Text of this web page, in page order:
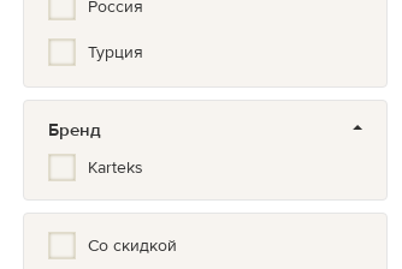
Россия
Турция
Туркмения
Франция
Бренд
Karteks
Со скидкой